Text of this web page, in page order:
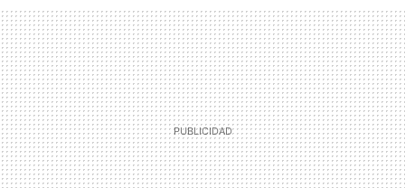
MAIL